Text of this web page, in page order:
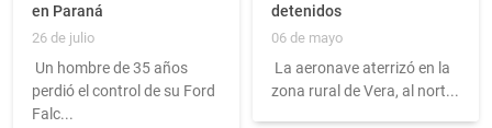
en Paraná
26 de julio
Un hombre de 35 años
perdió el control de su Ford
Falc...
detenidos
06 de mayo
La aeronave aterrizó en la
zona rural de Vera, al nort...